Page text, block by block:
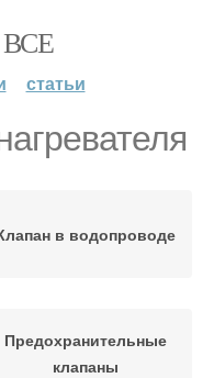
статьи
в водопроводе
Предохранительные
клапаны